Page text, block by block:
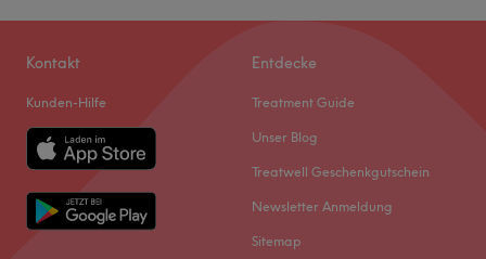
Kontakt
Kunden-Hilfe
Entdecke
Treatment Guide
Unser Blog
Treatwell Geschenkgutschein
Newsletter Anmeldung
Sitemap